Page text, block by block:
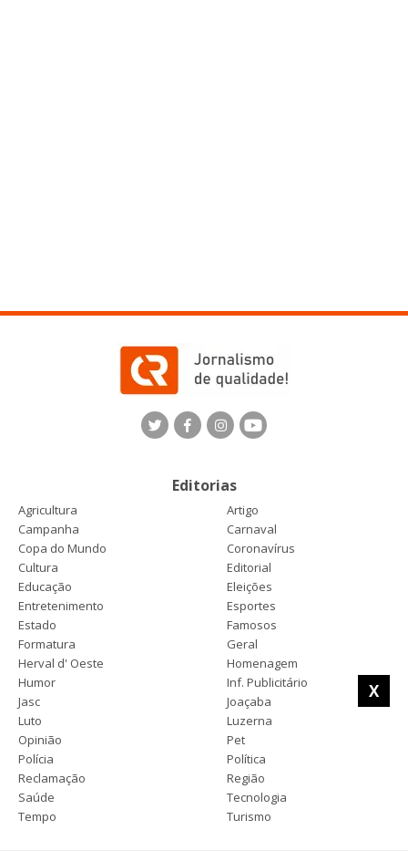
X
Editorias
Agricultura
Artigo
Campanha
Carnaval
Copa do Mundo
Coronavírus
Cultura
Editorial
Educação
Eleições
Entretenimento
Esportes
Estado
Famosos
Formatura
Geral
Herval d' Oeste
Homenagem
Humor
Inf. Publicitário
Jasc
Joaçaba
Luto
Luzerna
Opinião
Pet
Polícia
Política
Reclamação
Região
Saúde
Tecnologia
Tempo
Turismo